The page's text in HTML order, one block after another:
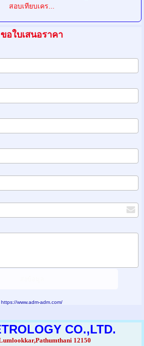
สอบเทียบเคร...
ขอใบเสนอราคา
https://www.adm-adm.com/
CO.,LTD.
12150